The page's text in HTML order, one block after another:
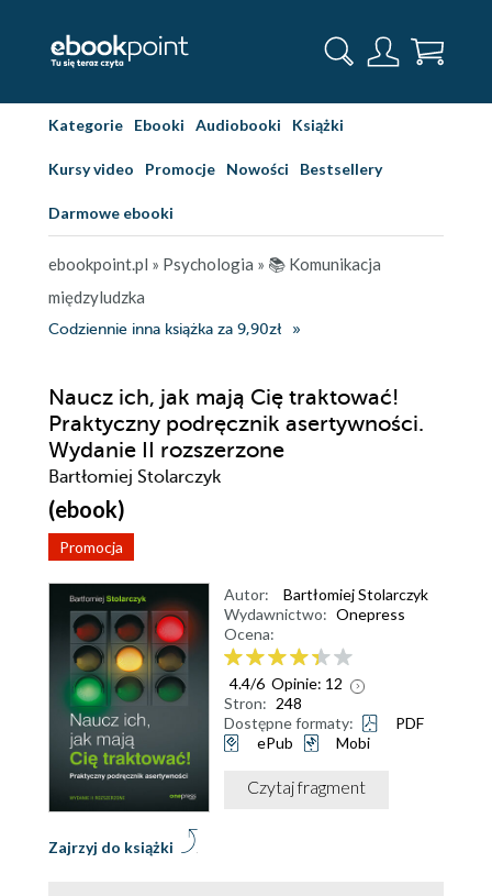
Kategorie Ebooki Audiobooki Książki
Kursy video Promocje Nowości Bestsellery
Darmowe ebooki
ebookpoint.pl » Psychologia » 📚 Komunikacja
międzyludzka
Codziennie inna książka za 9,90zł
Naucz ich, jak mają Cię traktować!
Praktyczny podręcznik asertywności.
Wydanie II rozszerzone
Bartłomiej Stolarczyk
(ebook)
Promocja
Zajrzyj do książki
Autor:
Bartłomiej Stolarczyk
Wydawnictwo: Onepress
Ocena:
4.4/6 Opinie: 12
Stron: 248
Dostępne formaty:
PDF
ePub
Mobi
Czytaj fragment